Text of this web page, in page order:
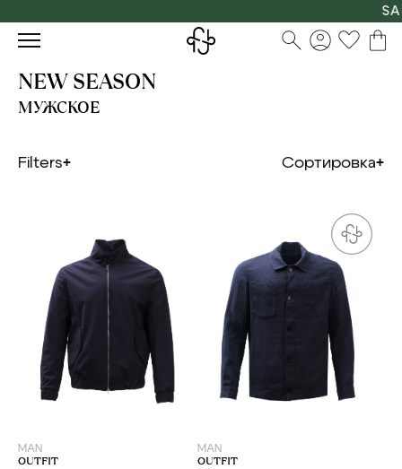
SALE:
NEW SEASON
МУЖСКОЕ
Filters Сортировка
MAN
OUTFIT
MAN
OUTFIT